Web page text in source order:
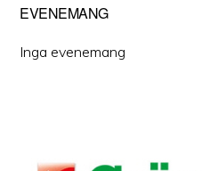
EVENEMANG
Inga evenemang